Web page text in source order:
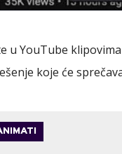
u YouTube
koje će